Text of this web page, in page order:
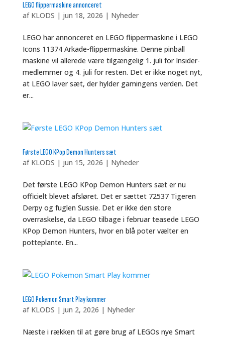
LEGO flippermaskine annonceret
af KLODS | jun 18, 2026 | Nyheder
LEGO har annonceret en LEGO flippermaskine i LEGO
Icons 11374 Arkade-flippermaskine. Denne pinball
maskine vil allerede være tilgængelig 1. juli for Insider-
medlemmer og 4. juli for resten. Det er ikke noget nyt,
at LEGO laver sæt, der hylder gamingens verden. Det
er...
Første LEGO KPop Demon Hunters sæt
af KLODS | jun 15, 2026 | Nyheder
Det første LEGO KPop Demon Hunters sæt er nu
officielt blevet afsløret. Det er sættet 72537 Tigeren
Derpy og fuglen Sussie. Det er ikke den store
overraskelse, da LEGO tilbage i februar teasede LEGO
KPop Demon Hunters, hvor en blå poter vælter en
potteplante. En...
LEGO Pokemon Smart Play kommer
af KLODS | jun 2, 2026 | Nyheder
Næste i rækken til at gøre brug af LEGOs nye Smart